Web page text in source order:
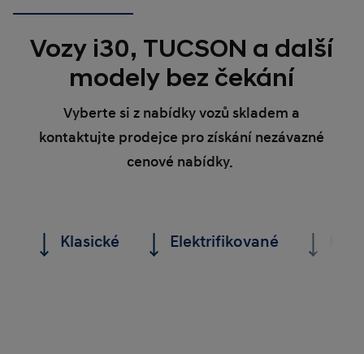
Vozy i30, TUCSON a další
modely bez čekání
Vyberte si z nabídky vozů skladem a
kontaktujte prodejce pro získání nezávazné
cenové nabídky.
Klasické Elektrifikované